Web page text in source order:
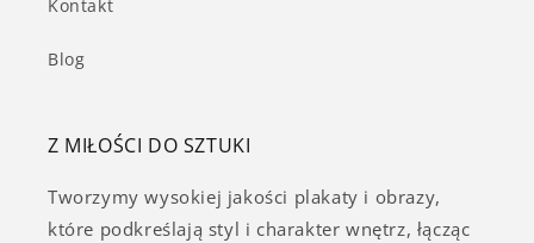
Kontakt
Blog
Z MIŁOŚCI DO SZTUKI
Tworzymy wysokiej jakości plakaty i obrazy,
które podkreślają styl i charakter wnętrz, łącząc